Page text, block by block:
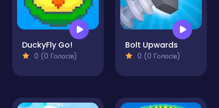
DuckyFly Go!
0 (0 Голосів)
Bolt Upwards
0 (0 Голосів)